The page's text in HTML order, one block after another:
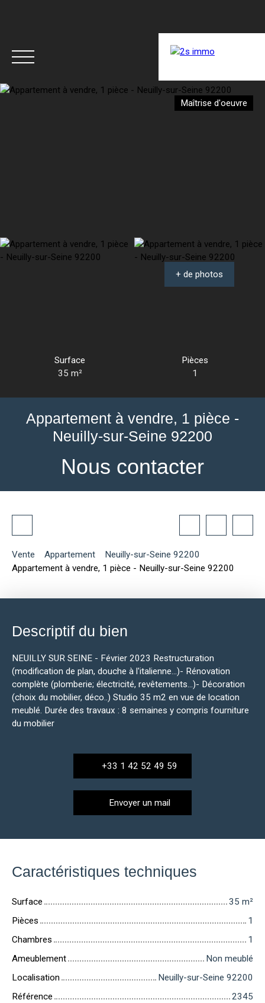
ACCUEIL ACHETER LOUER RÉNOVER
Maîtrise d'oeuvre
+ de photos
Surface
35 m²
Pièces
1
Appartement à vendre, 1 pièce -
Neuilly-sur-Seine 92200
Nous contacter
Vente Appartement
Neuilly-sur-Seine 92200
Appartement à vendre, 1 pièce - Neuilly-sur-Seine 92200
Descriptif du bien
NEUILLY SUR SEINE - Février 2023 Restructuration
(modification de plan, douche à l'italienne...)- Rénovation
complète (plomberie; électricité, revêtements...)- Décoration
(choix du mobilier, déco..) Studio 35 m2 en vue de location
meublé. Durée des travaux : 8 semaines y compris fourniture
du mobilier
+33 1 42 52 49 59
Envoyer un mail
Caractéristiques techniques
Surface 35 m²
Pièces
1
Chambres
1
Ameublement
Non meublé
Localisation
Neuilly-sur-Seine 92200
Référence
2345